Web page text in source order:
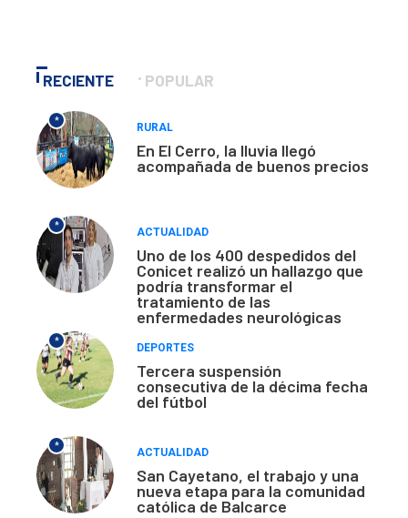
RECIENTE POPULAR
*
RURAL
En El Cerro, la lluvia llegó
acompañada de buenos precios
*
ACTUALIDAD
Uno de los 400 despedidos del
Conicet realizó un hallazgo que
podría transformar el
tratamiento de las
enfermedades neurológicas
*
DEPORTES
Tercera suspensión
consecutiva de la décima fecha
del fútbol
*
ACTUALIDAD
San Cayetano, el trabajo y una
nueva etapa para la comunidad
católica de Balcarce